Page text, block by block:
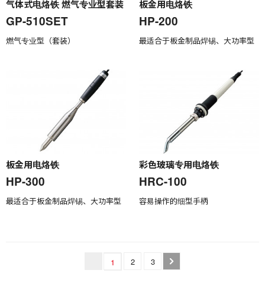
气体式电烙铁 燃气专业型套装
GP-510SET
燃气专业型（套装）
板金用电烙铁
HP-200
最适合于板金制品焊锡、大功率型
板金用电烙铁
HP-300
最适合于板金制品焊锡、大功率型
彩色玻璃专用电烙铁
HRC-100
容易操作的细型手柄
1 2 3